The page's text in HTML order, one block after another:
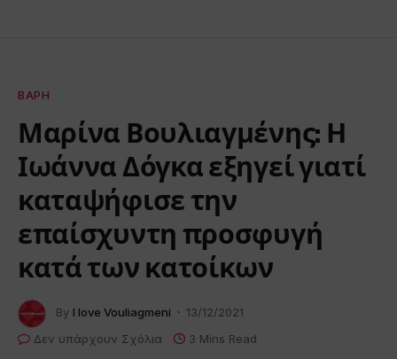
ΒΆΡΗ
Μαρίνα Βουλιαγμένης: Η
Ιωάννα Δόγκα εξηγεί γιατί
καταψήφισε την
επαίσχυντη προσφυγή
κατά των κατοίκων
By I love Vouliagmeni
13/12/2021
Δεν υπάρχουν Σχόλια
3 Mins Read